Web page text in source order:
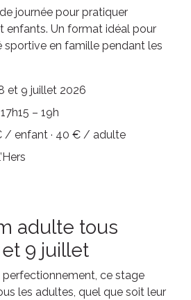
journée pour pratiquer
enfants. Un format idéal pour
sportive en famille pendant les
et 9 juillet 2026
17h15 – 19h
/ enfant · 40 € / adulte
adulte tous
9 juillet
perfectionnement, ce stage
les adultes, quel que soit leur